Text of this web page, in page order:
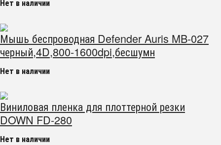
Нет в наличии
Мышь беспроводная Defender Auris MB-027
черный,4D,800-1600dpi,бесшумн
Нет в наличии
Виниловая пленка для плоттерной резки
DOWN FD-280
Нет в наличии